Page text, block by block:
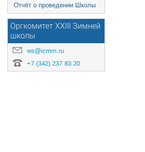
Отчёт о проведении Школы
Оргкомитет XXIII Зимней
школы
ws@icmm.ru
+7 (342) 237 83 20